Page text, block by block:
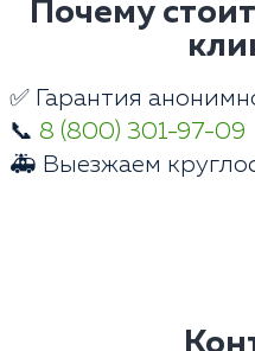
Почему
✅ Гарантия
📞 8 (800) 301-97-09
🚑 Выезжаем